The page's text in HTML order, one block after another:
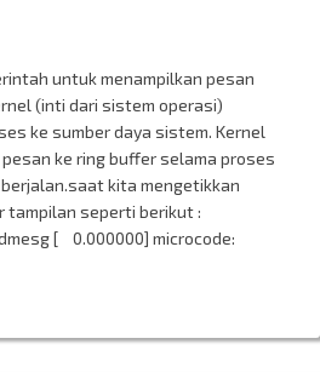
untuk menampilkan pesan
(inti dari sistem operasi)
ke sumber daya sistem. Kernel
ke ring buffer selama proses
kita mengetikkan
tampilan seperti berikut :
[ 0.000000] microcode: